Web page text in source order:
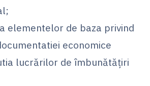
elementelor de baza privind
economice
lucrărilor de îmbunătăţiri